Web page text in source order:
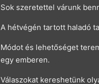
Sok szeretettel várunk
A hétvégén tartott haladó
Módot és lehetőséget
egy emberen.
Válaszokat kereshetünk